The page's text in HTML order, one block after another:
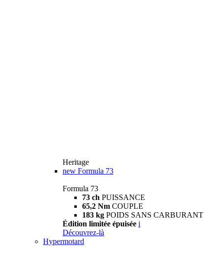
Heritage
new Formula 73
Formula 73
73 ch PUISSANCE
65,2 Nm COUPLE
183 kg POIDS SANS CARBURANT
Édition limitée épuisée i
Découvrez-là
Hypermotard